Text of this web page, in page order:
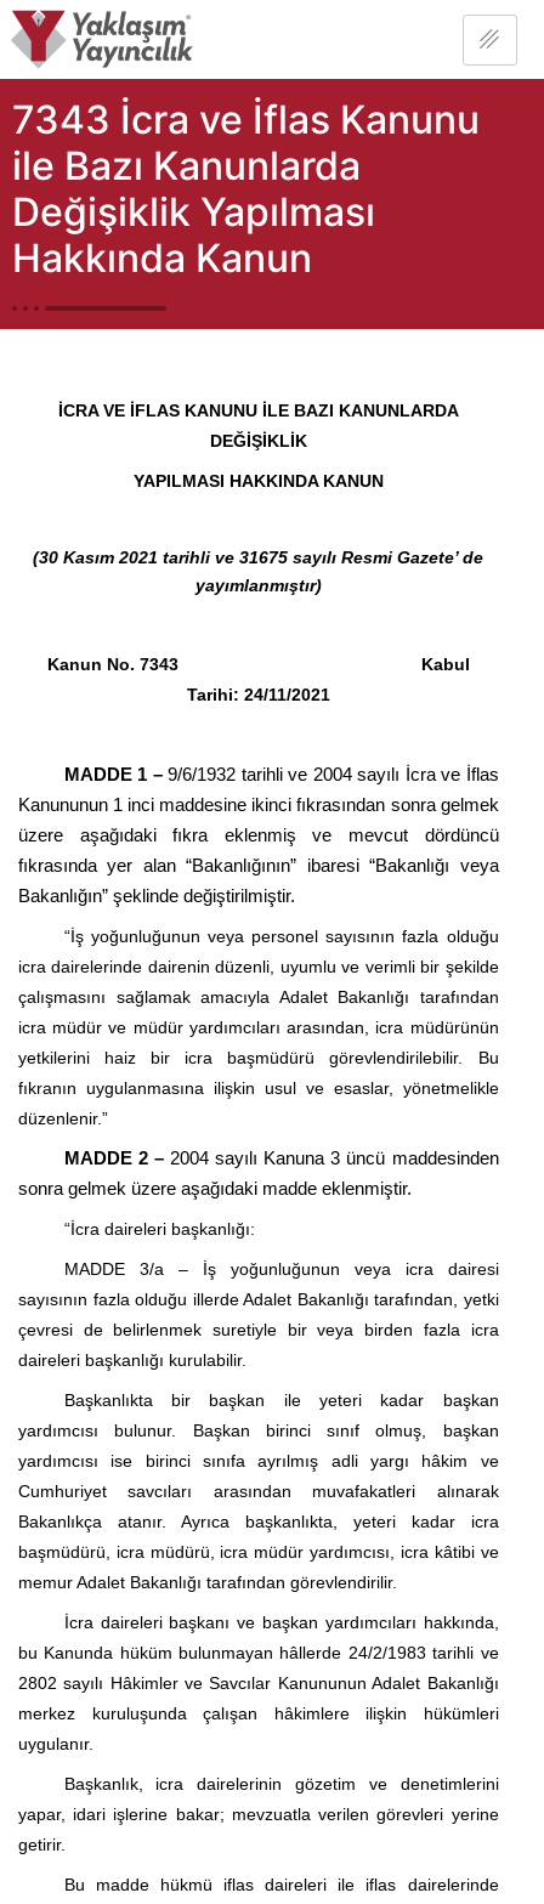
7343 İcra ve İflas Kanunu
ile Bazı Kanunlarda
Değişiklik Yapılması
Hakkında Kanun
İCRA VE İFLAS KANUNU İLE BAZI KANUNLARDA
DEĞİŞİKLİK
YAPILMASI HAKKINDA KANUN
(30 Kasım 2021 tarihli ve 31675 sayılı Resmi Gazete’ de
yayımlanmıştır)
Kanun No. 7343 Kabul
Tarihi: 24/11/2021
MADDE 1 –9/6/1932 tarihli ve 2004 sayılı İcra ve İflas
Kanununun 1 inci maddesine ikinci fıkrasından sonra gelmek
üzere aşağıdaki fıkra eklenmiş ve mevcut dördüncü
fıkrasında yer alan “Bakanlığının” ibaresi “Bakanlığı veya
Bakanlığın” şeklinde değiştirilmiştir.
“İş yoğunluğunun veya personel sayısının fazla olduğu
icra dairelerinde dairenin düzenli, uyumlu ve verimli bir şekilde
çalışmasını sağlamak amacıyla Adalet Bakanlığı tarafından
icra müdür ve müdür yardımcıları arasından, icra müdürünün
yetkilerini haiz bir icra başmüdürü görevlendirilebilir. Bu
fıkranın uygulanmasına ilişkin usul ve esaslar, yönetmelikle
düzenlenir.”
MADDE 2 – 2004 sayılı Kanuna 3 üncü maddesinden
sonra gelmek üzere aşağıdaki madde eklenmiştir.
“İcra daireleri başkanlığı:
MADDE 3/a – İş yoğunluğunun veya icra dairesi
sayısının fazla olduğu illerde Adalet Bakanlığı tarafından, yetki
çevresi de belirlenmek suretiyle bir veya birden fazla icra
daireleri başkanlığı kurulabilir.
Başkanlıkta bir başkan ile yeteri kadar başkan
yardımcısı bulunur. Başkan birinci sınıf olmuş, başkan
yardımcısı ise birinci sınıfa ayrılmış adli yargı hâkim ve
Cumhuriyet savcıları arasından muvafakatleri alınarak
Bakanlıkça atanır. Ayrıca başkanlıkta, yeteri kadar icra
başmüdürü, icra müdürü, icra müdür yardımcısı, icra kâtibi ve
memur Adalet Bakanlığı tarafından görevlendirilir.
İcra daireleri başkanı ve başkan yardımcıları hakkında,
bu Kanunda hüküm bulunmayan hâllerde 24/2/1983 tarihli ve
2802 sayılı Hâkimler ve Savcılar Kanununun Adalet Bakanlığı
merkez kuruluşunda çalışan hâkimlere ilişkin hükümleri
uygulanır.
Başkanlık, icra dairelerinin gözetim ve denetimlerini
yapar, idari işlerine bakar; mevzuatla verilen görevleri yerine
getirir.
Bu madde hükmü iflas daireleri ile iflas dairelerinde